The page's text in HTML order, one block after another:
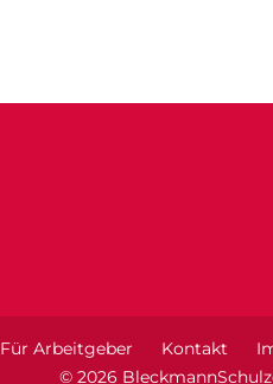
Für Arbeitgeber Kontakt
© 2026